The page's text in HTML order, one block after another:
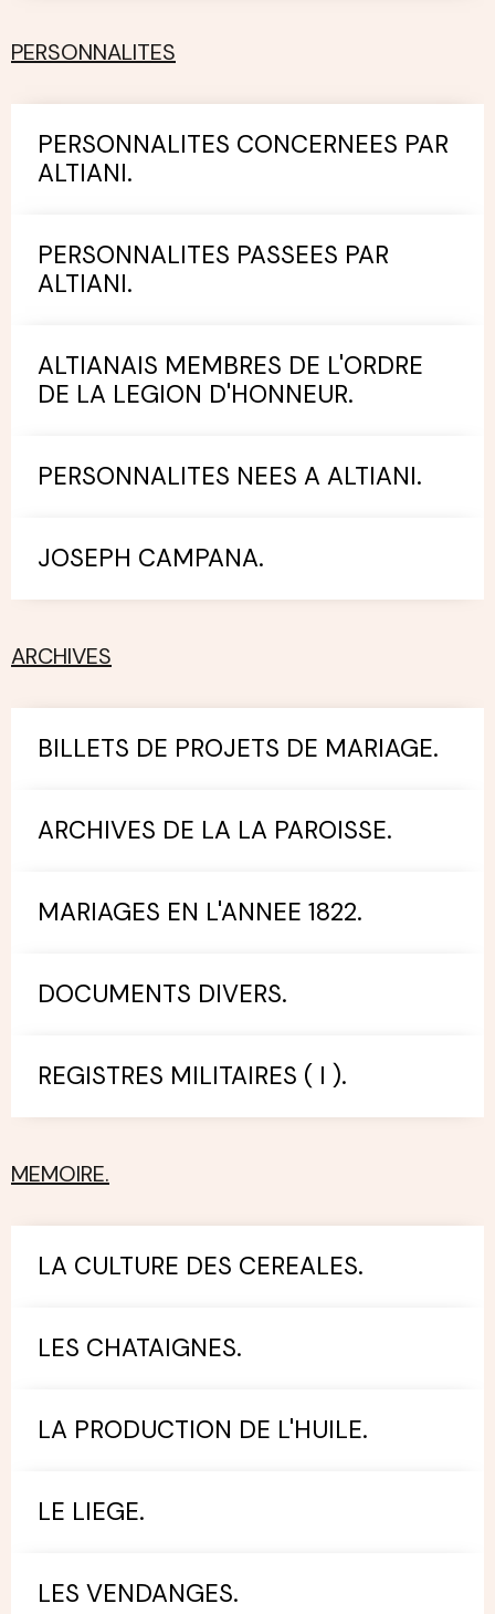
PERSONNALITES
PERSONNALITES CONCERNEES PAR
ALTIANI.
PERSONNALITES PASSEES PAR
ALTIANI.
ALTIANAIS MEMBRES DE L'ORDRE
DE LA LEGION D'HONNEUR.
PERSONNALITES NEES A ALTIANI.
JOSEPH CAMPANA.
ARCHIVES
BILLETS DE PROJETS DE MARIAGE.
ARCHIVES DE LA LA PAROISSE.
MARIAGES EN L'ANNEE 1822.
DOCUMENTS DIVERS.
REGISTRES MILITAIRES ( I ).
MEMOIRE.
LA CULTURE DES CEREALES.
LES CHATAIGNES.
LA PRODUCTION DE L'HUILE.
LE LIEGE.
LES VENDANGES.